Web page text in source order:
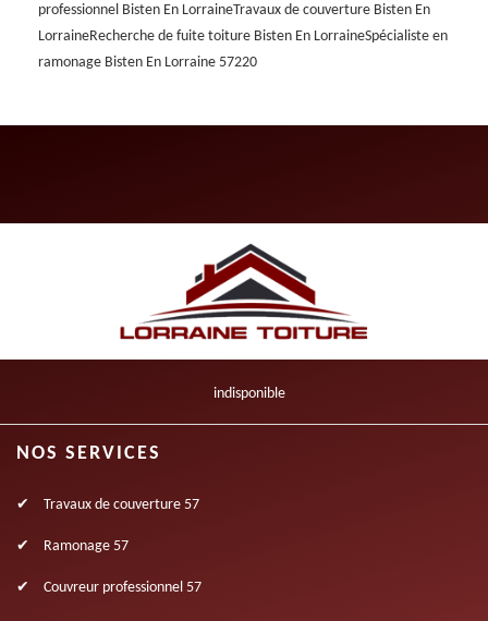
professionnel Bisten En LorraineTravaux de couverture Bisten En
LorraineRecherche de fuite toiture Bisten En LorraineSpécialiste en
ramonage Bisten En Lorraine 57220
indisponible
NOS SERVICES
Travaux de couverture 57
Ramonage 57
Couvreur professionnel 57